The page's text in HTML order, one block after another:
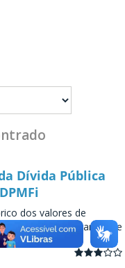
Dívida Pública
dos valores de
de programas de
partir de...